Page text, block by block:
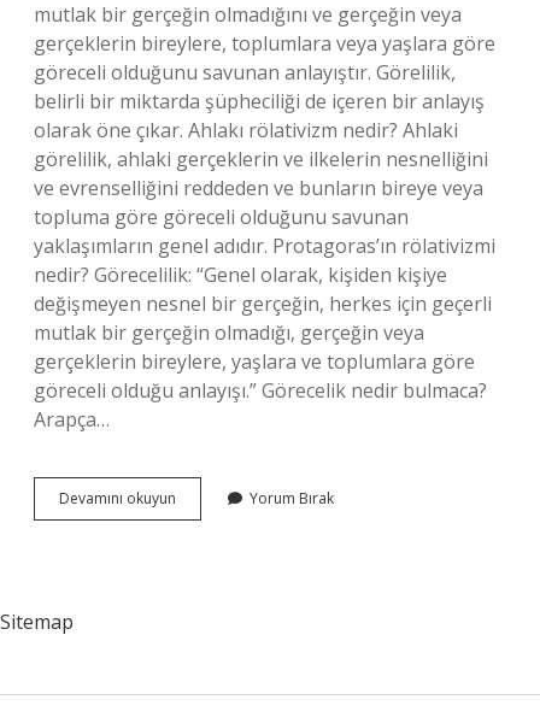
mutlak bir gerçeğin olmadığını ve gerçeğin veya
gerçeklerin bireylere, toplumlara veya yaşlara göre
göreceli olduğunu savunan anlayıştır. Görelilik,
belirli bir miktarda şüpheciliği de içeren bir anlayış
olarak öne çıkar. Ahlakı rölativizm nedir? Ahlaki
görelilik, ahlaki gerçeklerin ve ilkelerin nesnelliğini
ve evrenselliğini reddeden ve bunların bireye veya
topluma göre göreceli olduğunu savunan
yaklaşımların genel adıdır. Protagoras’ın rölativizmi
nedir? Görecelilik: “Genel olarak, kişiden kişiye
değişmeyen nesnel bir gerçeğin, herkes için geçerli
mutlak bir gerçeğin olmadığı, gerçeğin veya
gerçeklerin bireylere, yaşlara ve toplumlara göre
göreceli olduğu anlayışı.” Görecelik nedir bulmaca?
Arapça…
Devamını okuyun Rölativizm
Nedir
Yorum Bırak
Sitemap